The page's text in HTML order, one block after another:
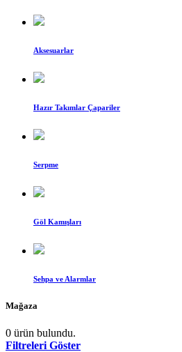
Aksesuarlar
Hazır Takımlar Çapariler
Serpme
Göl Kamışları
Sehpa ve Alarmlar
Mağaza
0 ürün bulundu.
Filtreleri Göster